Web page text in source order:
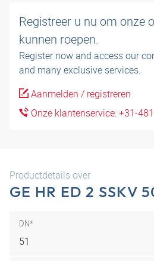
Registreer u nu om onze
kunnen roepen.
Register now and access our
and many exclusive services.
Aanmelden / registreren
Onze klantenservice: +31-
Productdetails over
GE HR ED 2 SSKV
DN*
51